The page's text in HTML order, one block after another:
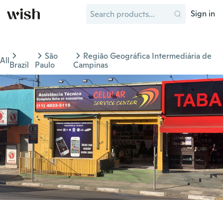
Sign in
AllBrazil
São
Paulo
Região Geográfica Intermediária de
Campinas